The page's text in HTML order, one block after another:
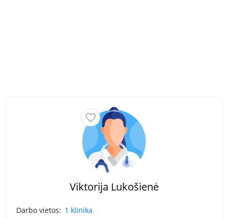
Viktorija Lukošienė
Darbo vietos: 1 klinika